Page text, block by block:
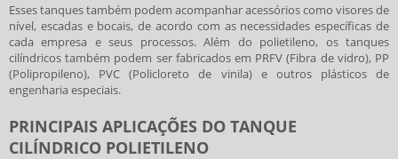
Esses tanques também podem acompanhar acessórios como visores de
nível, escadas e bocais, de acordo com as necessidades específicas de
cada empresa e seus processos. Além do polietileno, os tanques
cilíndricos também podem ser fabricados em PRFV (Fibra de vidro), PP
(Polipropileno), PVC (Policloreto de vinila) e outros plásticos de
engenharia especiais.
PRINCIPAIS APLICAÇÕES DO TANQUE
CILÍNDRICO POLIETILENO